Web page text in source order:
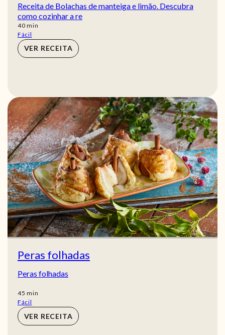
Receita de Bolachas de manteiga e limão. Descubra
como cozinhar a re
40min
min
Fácil
VER RECEITA
Peras folhadas
Peras folhadas
45 min
min
Fácil
VER RECEITA